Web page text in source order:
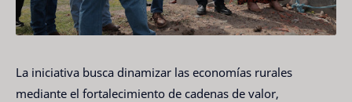
La iniciativa busca dinamizar las economías rurales
mediante el fortalecimiento de cadenas de valor,